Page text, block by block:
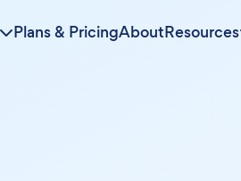
Plans & PricingAboutResources